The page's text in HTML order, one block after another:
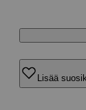
Lisää